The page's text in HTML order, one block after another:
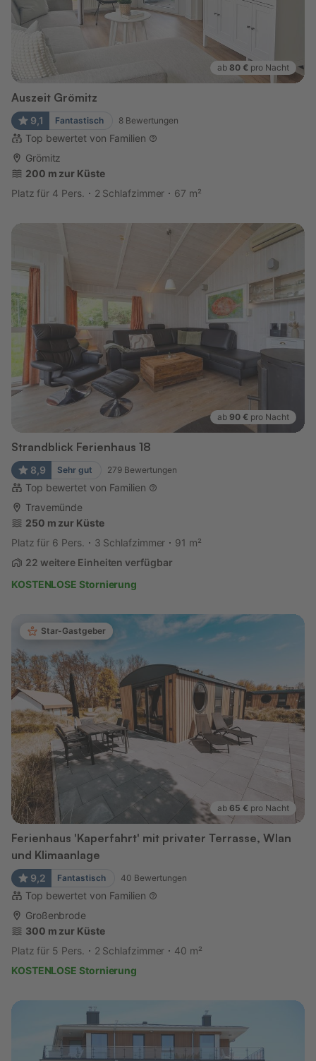
ab 80 € pro Nacht
Auszeit Grömitz
9,1 Fantastisch 8 Bewertungen
Top bewertet von Familien
Grömitz
200 m zur Küste
Platz für 4 Pers.
2 Schlafzimmer 67 m²
ab 90 € pro Nacht
Strandblick Ferienhaus 18
8,9 Sehr gut 279 Bewertungen
Top bewertet von Familien
Travemünde
250 m zur Küste
Platz für 6 Pers.
3 Schlafzimmer
91 m²
22 weitere Einheiten verfügbar
KOSTENLOSE Stornierung
Star-Gastgeber
ab 65 € pro Nacht
Ferienhaus 'Kaperfahrt' mit privater Terrasse, Wlan
und Klimaanlage
9,2 Fantastisch 40 Bewertungen
Top bewertet von Familien
Großenbrode
300 m zur Küste
Platz für 5 Pers.
2 Schlafzimmer
40 m²
KOSTENLOSE Stornierung